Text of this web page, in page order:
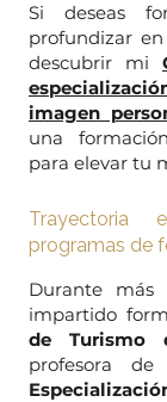
Si deseas
profundizar
descubrir mi
imagen
una
para elevar tu
Trayectoria
programas de
Durante
impartido
de Turismo
profesora